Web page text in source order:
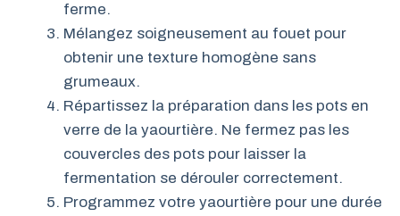
ferme.
Mélangez soigneusement au fouet pour
obtenir une texture homogène sans
grumeaux.
Répartissez la préparation dans les pots en
verre de la yaourtière. Ne fermez pas les
couvercles des pots pour laisser la
fermentation se dérouler correctement.
Programmez votre yaourtière pour une durée